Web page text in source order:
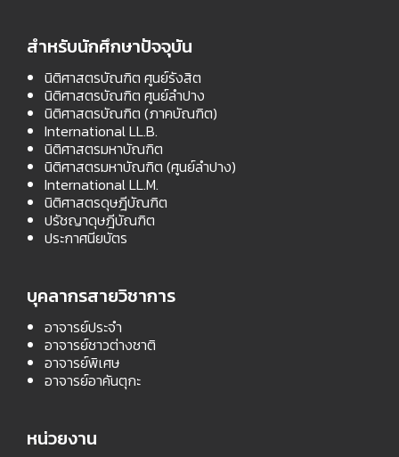
สำหรับนักศึกษาปัจจุบัน
นิติศาสตรบัณฑิต ศูนย์รังสิต
นิติศาสตรบัณฑิต ศูนย์ลำปาง
นิติศาสตรบัณฑิต (ภาคบัณฑิต)
International LL.B.
นิติศาสตรมหาบัณฑิต
นิติศาสตรมหาบัณฑิต (ศูนย์ลำปาง)
International LL.M.
นิติศาสตรดุษฎีบัณฑิต
ปรัชญาดุษฎีบัณฑิต
ประกาศนียบัตร
บุคลากรสายวิชาการ
อาจารย์ประจำ
อาจารย์ชาวต่างชาติ
อาจารย์พิเศษ
อาจารย์อาคันตุกะ
หน่วยงาน